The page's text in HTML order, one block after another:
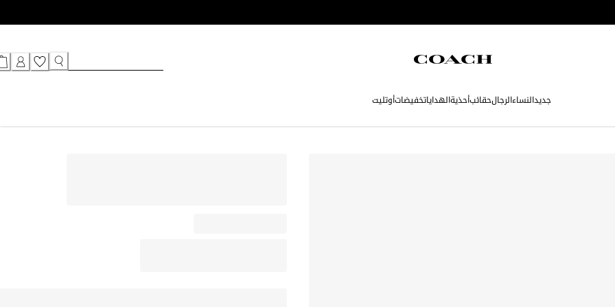
جديدالنساءالرجالحقائبأحذيةالهداياتخفيضاتأوتليت